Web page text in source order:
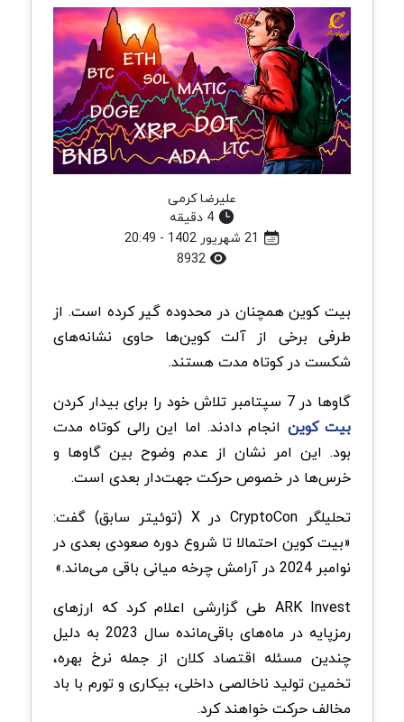
علیرضا کرمی
4 دقیقه
بیت کوین همچنان در محدوده گیر کرده است. از
طرفی برخی از آلت کوین‌ها حاوی نشانه‌های
شکست در کوتاه مدت هستند.
گاوها در 7 سپتامبر تلاش خود را برای بیدار کردن
بیت کوین انجام دادند. اما این رالی کوتاه مدت
بود. این امر نشان از عدم وضوح بین گاوها و
خرس‌ها در خصوص حرکت جهت‌دار بعدی است.
تحلیلگر CryptoCon در X (توئیتر سابق) گفت:
«بیت کوین احتمالا تا شروع دوره صعودی بعدی در
نوامبر 2024 در آرامش چرخه میانی باقی می‌ماند.»
ARK Invest طی گزارشی اعلام کرد که ارزهای
رمزپایه در ماه‌های باقی‌مانده سال 2023 به دلیل
چندین مسئله اقتصاد کلان از جمله نرخ بهره،
تخمین تولید ناخالصی داخلی، بیکاری و تورم با باد
مخالف حرکت خواهند کرد.